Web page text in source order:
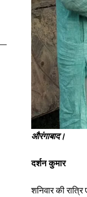
औरंगाबाद।
दर्शन कुमार
शनिवार की